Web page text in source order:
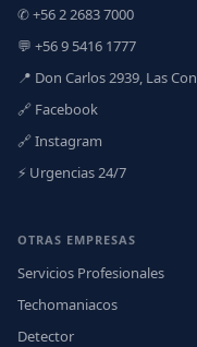
✆ +56 2 2683 7000
💬 +56 9 5416 1777
📍 Don Carlos 2939, Las
🔗 Facebook
🔗 Instagram
⚡ Urgencias 24/7
OTRAS EMPRESAS
Servicios Profesionales
Techomaniacos
Detector